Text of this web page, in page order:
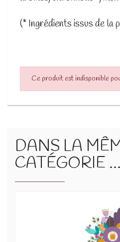
(* Ingrédients issus de la
Ce produit est indisponible
DANS LA
CATÉGORIE ...